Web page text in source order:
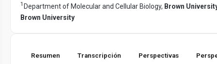
1 Department of Molecular and Cellular Biology, Brown
Brown University
Resumen Transcripción Perspectivas